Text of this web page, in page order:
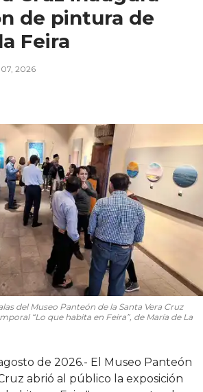
de pintura de
Feira
2026
del Museo Panteón de la Santa Vera Cruz
“Lo que habita en Feira”, de María de La
de 2026.- El Museo Panteón
abrió al público la exposición